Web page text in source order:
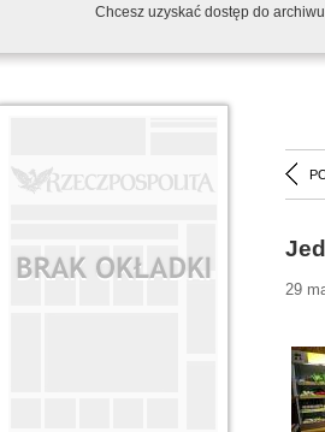
Chcesz uzyskać dostęp do
29